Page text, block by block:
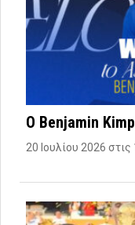
Ο Benjamin
20 Ιουλίου 2026 στις